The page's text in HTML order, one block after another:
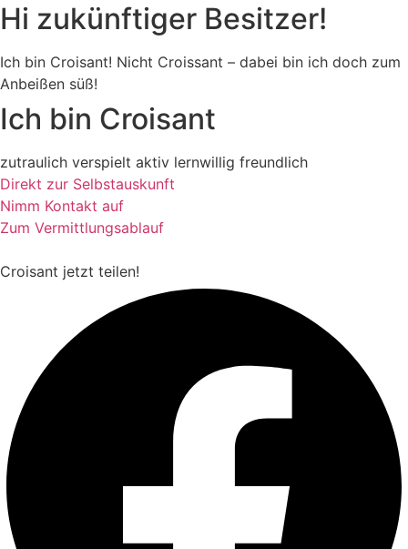
Hi zukünftiger Besitzer!
Ich bin Croisant! Nicht Croissant – dabei bin ich doch zum
Anbeißen süß!
Ich bin Croisant
zutraulich verspielt aktiv lernwillig freundlich
Direkt zur Selbstauskunft
Nimm Kontakt auf
Zum Vermittlungsablauf
Croisant jetzt teilen!